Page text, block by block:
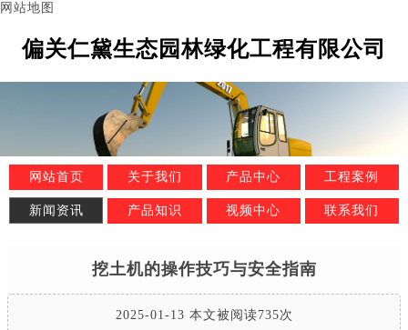
网站地图
偏关仁黛生态园林绿化工程有限公司
网站首页 关于我们 产品中心 工程案例
新闻资讯 产品知识 视频中心 联系我们
挖土机的操作技巧与安全指南
2025-01-13 本文被阅读735次